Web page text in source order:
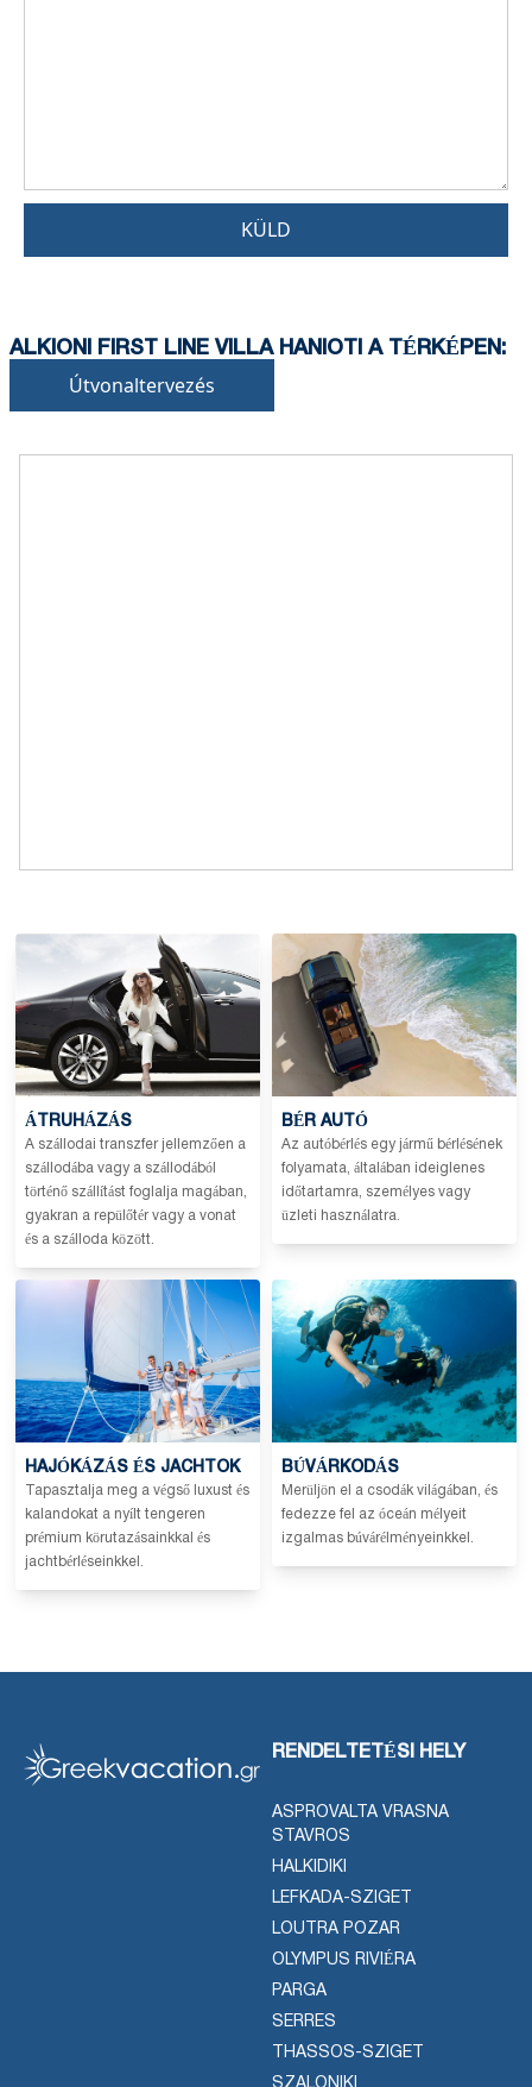
KÜLD
ALKIONI FIRST LINE VILLA HANIOTI A TÉRKÉPEN:
Útvonaltervezés
ÁTRUHÁZÁS
A szállodai transzfer jellemzően a
szállodába vagy a szállodából
történő szállítást foglalja magában,
gyakran a repülőtér vagy a vonat
és a szálloda között.
BÉR AUTÓ
Az autóbérlés egy jármű bérlésének
folyamata, általában ideiglenes
időtartamra, személyes vagy
üzleti használatra.
HAJÓKÁZÁS ÉS JACHTOK
Tapasztalja meg a végső luxust és
kalandokat a nyílt tengeren
prémium körutazásainkkal és
jachtbérléseinkkel.
BÚVÁRKODÁS
Merüljön el a csodák világában, és
fedezze fel az óceán mélyeit
izgalmas búvárélményeinkkel.
RENDELTETÉSI HELY
ASPROVALTA VRASNA
STAVROS
HALKIDIKI
LEFKADA-SZIGET
LOUTRA POZAR
OLYMPUS RIVIÉRA
PARGA
SERRES
THASSOS-SZIGET
SZALONIKI